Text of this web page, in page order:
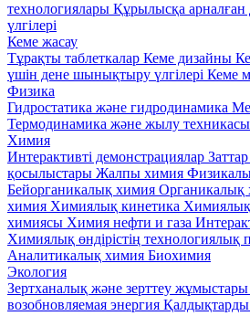
технологиялары Құрылысқа
үлгілері
Кеме жасау
Тұрақты таблеткалар Кеме дизайны
үшін дене шынықтыру үлгілері Кеме
Физика
Гидростатика және гидродинамика
Термодинамика және жылу техникасы
Химия
Интерактивті демонстрациялар
қосылыстары Жалпы химия
Бейорганикалық химия Органикалық
химия Химиялық кинетика
химиясы Химия нефти и газа
Химиялық өндірістің технологиялық
Аналитикалық химия Биохимия
Экология
Зертханалық және зерттеу жұмыстары
возобновляемая энергия Қалдықтарды